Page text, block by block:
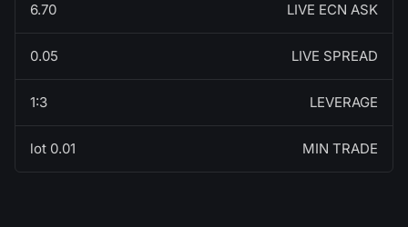
LIVE ECN ASK
6.70
LIVE SPREAD
0.05
LEVERAGE
1:3
MIN TRADE
0.01 lot